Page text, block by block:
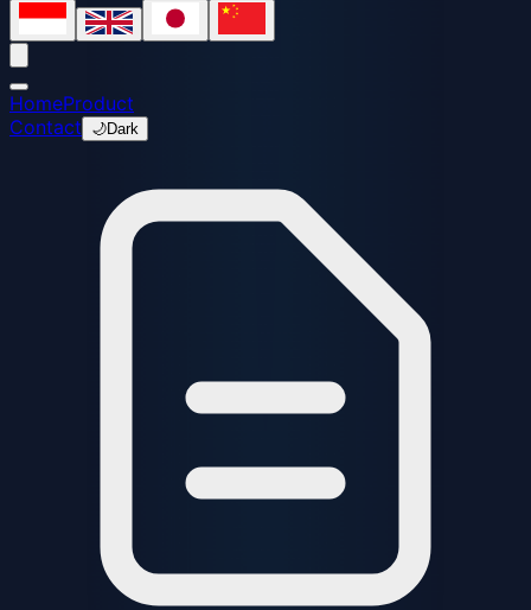
HomeProduct
Contact
🌙Dark